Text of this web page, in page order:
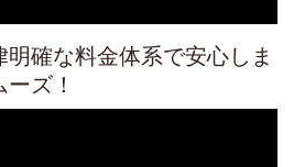
確な料金体系で安心しま
ズ！